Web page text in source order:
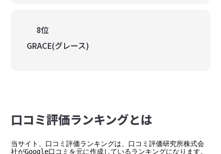
8位
GRACE(グレース)
⼝コミ評価ランキングとは
当サイト、口コミ評価ランキングは、口コミ評価研究所株式会
社がGoogle口コミを元に作成しているランキングになります。